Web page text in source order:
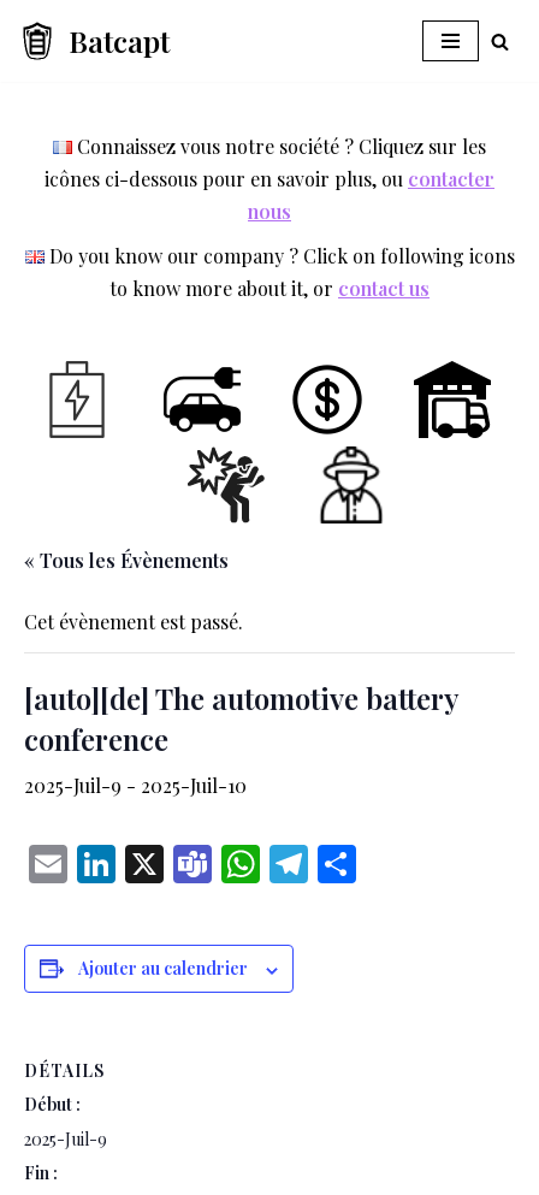
Aller
Batcapt
Connaissez vous notre société ? Cliquez sur les
icônes ci-dessous pour en savoir plus, ou contacter
nous
Do you know our company ? Click on following icons
to know more about it, or contact us
« Tous les Évènements
Cet évènement est passé.
[auto][de] The automotive battery
conference
2025-Juil-9 - 2025-Juil-10
EmailLinkedIn
X Teams
WhatsApp
Telegram
Ajouter au calendrier
DÉTAILS
Début :
2025-Juil-9
Fin :